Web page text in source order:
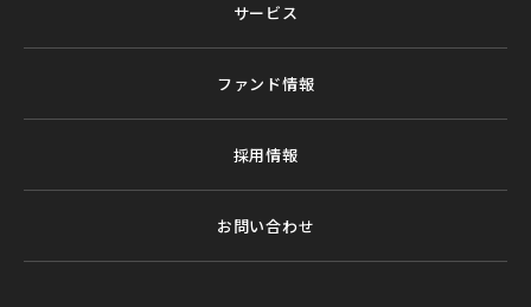
サービス
ファンド情報
採用情報
お問い合わせ